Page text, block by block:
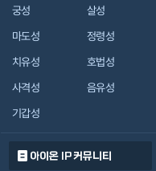
궁성
살성
마도성
정령성
치유성
호법성
사격성
음유성
기갑성
아이온 IP 커뮤니티